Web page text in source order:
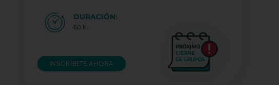
DURACIÓN:
60 h.
INSCRÍBETE AHORA